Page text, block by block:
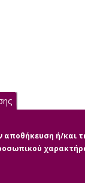
αποθήκευση ή/